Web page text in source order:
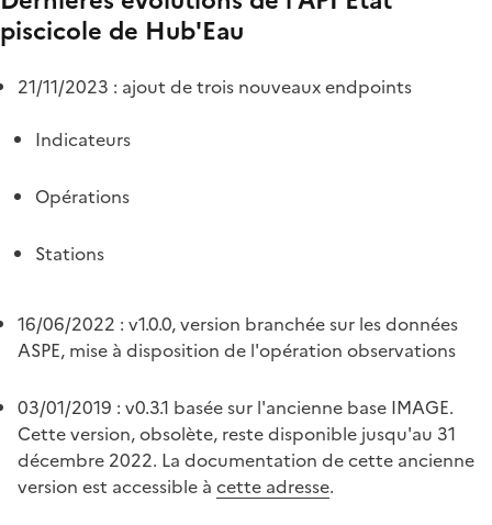
piscicole de Hub'Eau
21/11/2023 : ajout de trois nouveaux endpoints
Indicateurs
Opérations
Stations
16/06/2022 : v1.0.0, version branchée sur les données
ASPE, mise à disposition de l'opération observations
03/01/2019 : v0.3.1 basée sur l'ancienne base IMAGE.
Cette version, obsolète, reste disponible jusqu'au 31
décembre 2022. La documentation de cette ancienne
version est accessible à cette adresse.